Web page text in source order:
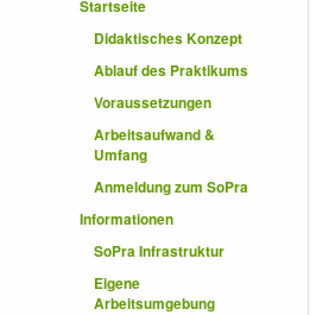
Startseite
Didaktisches Konzept
Ablauf des Praktikums
Voraussetzungen
Arbeitsaufwand &
Umfang
Anmeldung zum SoPra
Informationen
SoPra Infrastruktur
Eigene
Arbeitsumgebung